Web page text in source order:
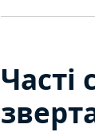
Часті